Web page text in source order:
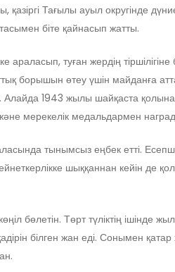
Тағылы ауыл округінде
біте қайнасып жатты.
туған жердің
борышын өтеу үшін майданға
1943 жылы шайқаста
мерекелік медальдармен
тынымсыз еңбек етті.
шыққаннан кейін
бөлетін. Төрт түліктің
білген жан еді. Сонымен қатар